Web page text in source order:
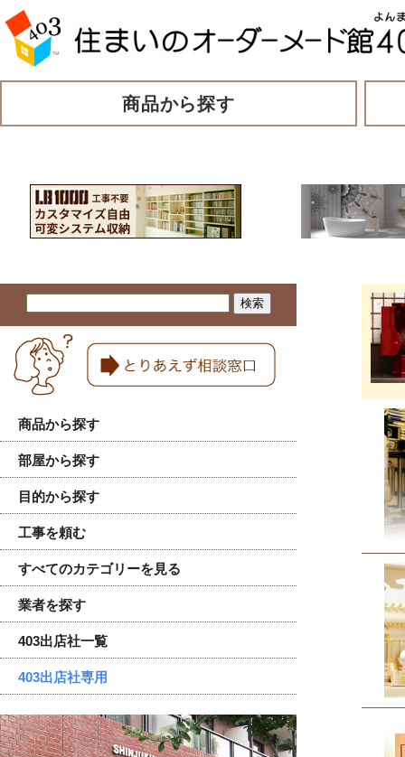
商品から探す
商品から探す
部屋から探す
目的から探す
工事を頼む
すべてのカテゴリーを見る
業者を探す
403出店社一覧
403出店社専用